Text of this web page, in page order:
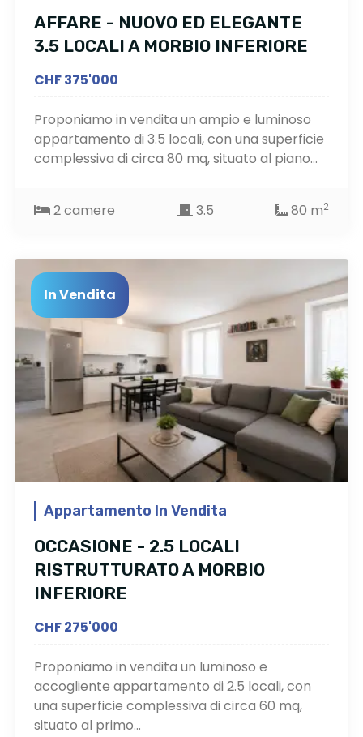
AFFARE - NUOVO ED ELEGANTE
3.5 LOCALI A MORBIO INFERIORE
CHF 375'000
Proponiamo in vendita un ampio e luminoso
appartamento di 3.5 locali, con una superficie
complessiva di circa 80 mq, situato al piano...
2 camere 3.5 80 m2
In Vendita
Appartamento In Vendita
OCCASIONE - 2.5 LOCALI
RISTRUTTURATO A MORBIO
INFERIORE
CHF 275'000
Proponiamo in vendita un luminoso e
accogliente appartamento di 2.5 locali, con
una superficie complessiva di circa 60 mq,
situato al primo...